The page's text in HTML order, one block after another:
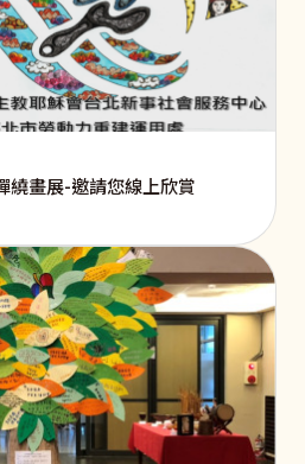
繞畫展-邀請您線上欣賞